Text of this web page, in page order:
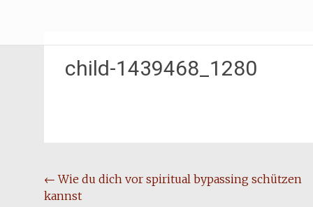
springen
child-1439468_1280
Beitragsnavigation
← Wie du dich vor spiritual bypassing schützen
kannst